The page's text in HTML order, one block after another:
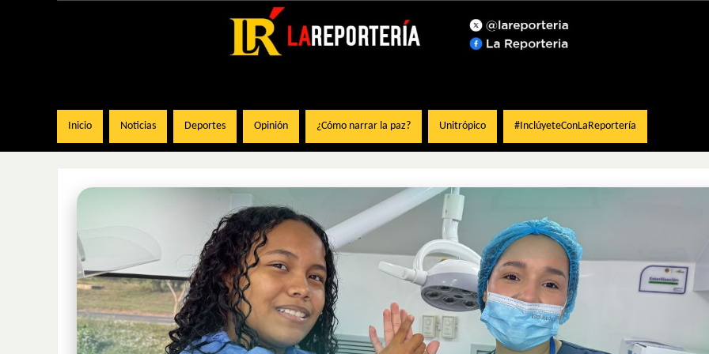
Inicio Noticias Deportes Opinión ¿Cómo narrar la paz? Unitrópico #InclúyeteConLaReportería